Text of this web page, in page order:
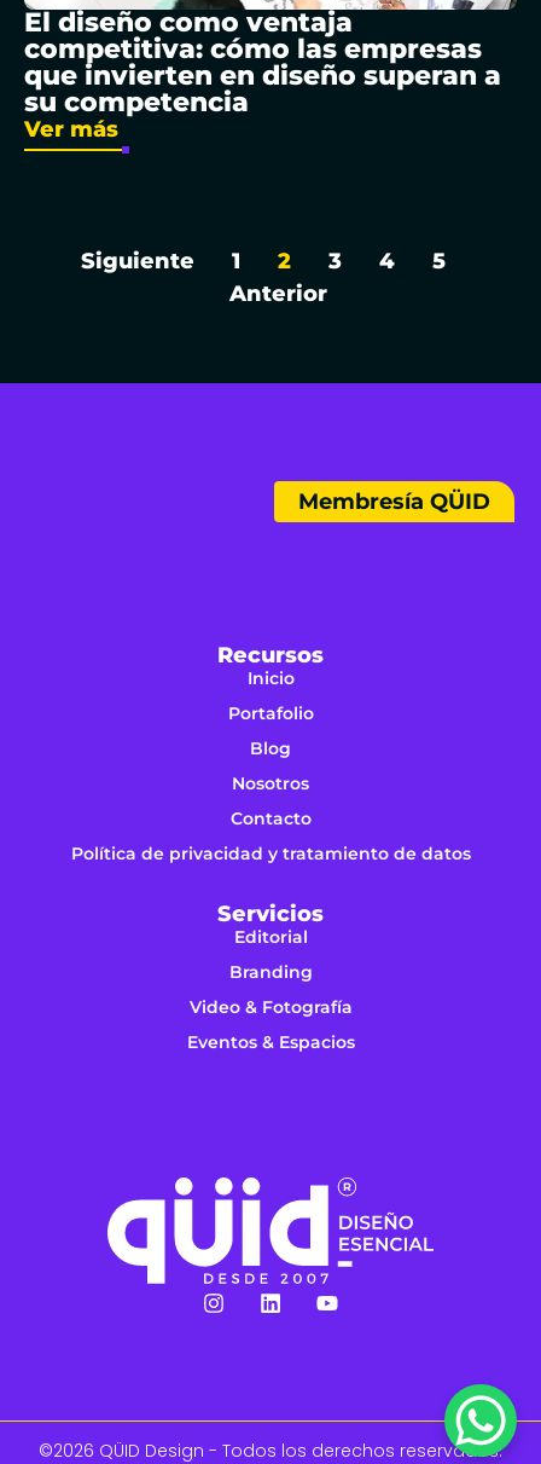
El diseño como ventaja
competitiva: cómo las empresas
que invierten en diseño superan a
su competencia
Ver más
Siguiente 1 2 3 4
5
Anterior
Recursos
Inicio
Portafolio
Blog
Nosotros
Contacto
Política de privacidad y tratamiento de datos
Servicios
Editorial
Branding
Video & Fotografía
Eventos & Espacios
Membresía QÜID
©2026 QÜID Design - Todos los derechos reservados.